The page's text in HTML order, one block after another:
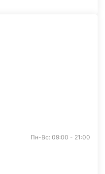
Пн-Вс: 09:00 - 21:00